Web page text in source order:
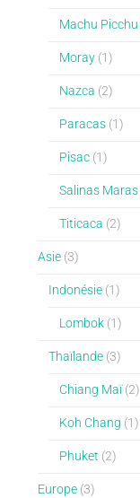
Machu Picchu
Moray(1)
Nazca (2)
Paracas(1)
Pisac(1)
Salinas Maras
Titicaca (2)
Asie(3)
Indonésie(1)
Lombok(1)
Thaïlande(3)
Chiang Maï(2)
Koh Chang (1)
Phuket (2)
Europe(3)